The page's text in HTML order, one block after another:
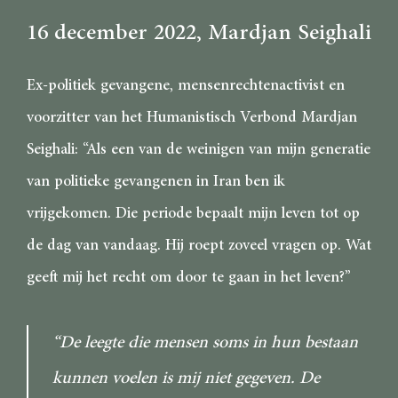
16 december 2022, Mardjan Seighali
Ex-politiek gevangene, mensenrechtenactivist en
voorzitter van het Humanistisch Verbond Mardjan
Seighali: “Als een van de weinigen van mijn generatie
van politieke gevangenen in Iran ben ik
vrijgekomen. Die periode bepaalt mijn leven tot op
de dag van vandaag. Hij roept zoveel vragen op. Wat
geeft mij het recht om door te gaan in het leven?”
“De leegte die mensen soms in hun bestaan
kunnen voelen is mij niet gegeven. De